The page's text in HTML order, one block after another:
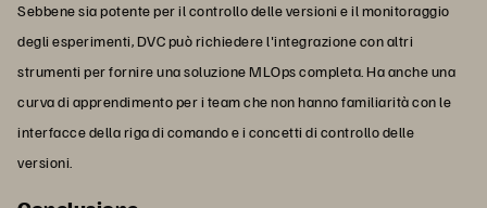
Sebbene sia potente per il controllo delle versioni e il monitoraggio
degli esperimenti, DVC può richiedere l'integrazione con altri
strumenti per fornire una soluzione MLOps completa. Ha anche una
curva di apprendimento per i team che non hanno familiarità con le
interfacce della riga di comando e i concetti di controllo delle
versioni.